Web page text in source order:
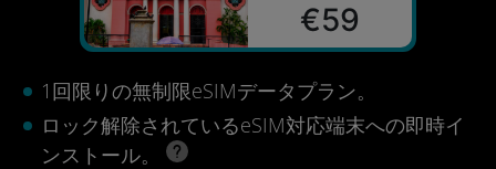
€59
1回限りの無制限eSIMデータプラン。
ロック解除されているeSIM対応端末への即時イ
ンストール。